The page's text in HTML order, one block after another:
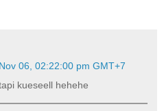
06, 02:22:00 pm GMT+7
kueseell hehehe